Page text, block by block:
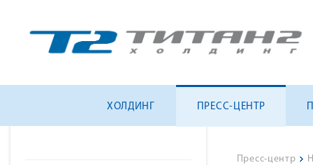
ХОЛДИНГ ПРЕСС-ЦЕНТР
Пресс-центр >